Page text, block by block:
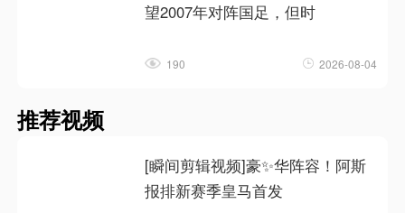
望2007年对阵国足，但时
190 2026-08-04
推荐视频
[瞬间剪辑视频]豪✨华阵容！阿斯
报排新赛季皇马首发